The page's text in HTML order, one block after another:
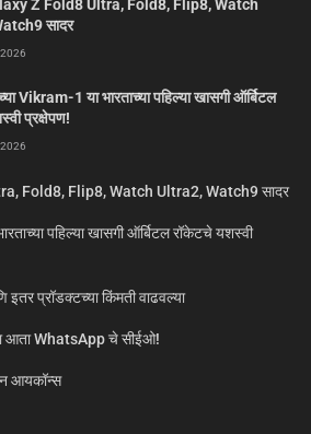
Z Fold8 Ultra, Fold8, Flip8, Watch
सादर
2026
Vikram-1 या भारताच्या पहिल्या खासगी ऑर्बिटल
प्रक्षेपण!
2026
Fold8, Flip8, Watch Ultra2, Watch9 सादर
पहिल्या खासगी ऑर्बिटल रॉकेटचे यशस्वी
प्रॉडक्टच्या किंमती वाढवल्या
आता WhatsApp चे सीईओ!
आयकॉन्स